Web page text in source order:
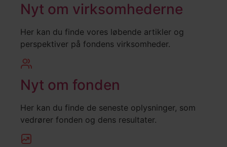
Nyt om virksomhederne
Her kan du finde vores løbende artikler og
perspektiver på fondens virksomheder.
Nyt om fonden
Her kan du finde de seneste oplysninger, som
vedrører fonden og dens resultater.